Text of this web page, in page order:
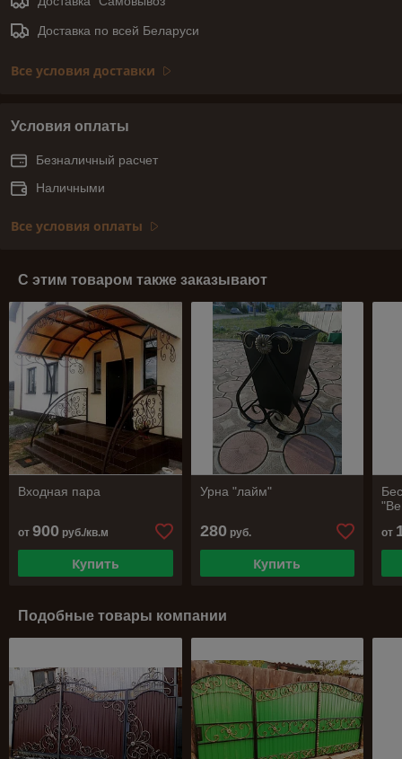
Доставка по всей Беларуси
Все условия доставки
Условия оплаты
Безналичный расчет
Наличными
Все условия оплаты
С этим товаром также заказывают
Входная пара
от 900 руб./кв.м
Купить
Урна "лайм"
280руб.
Купить
от
Подобные товары компании